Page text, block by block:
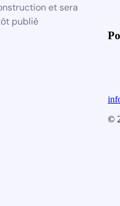
et sera
publié
©